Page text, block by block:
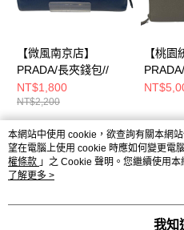
【微風南京店】
PRADA/長夾錢包//
NT$1,800
NT$2,200
【桃園
包//
熱門標籤
本網站中使用 cookie，欲查詢有關本網
望在電腦上使用 cookie 時應如何變更電
權條款 」之 Cookie 聲明。您繼續使用
用條款之 Cookie 聲明使用 cookie。
了解更多 >
我知